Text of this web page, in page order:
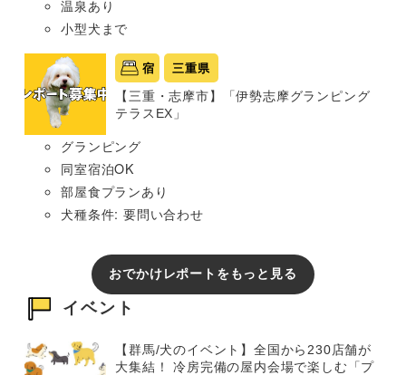
温泉あり
小型犬まで
宿 三重県
【三重・志摩市】「伊勢志摩グランピング
テラスEX」
グランピング
同室宿泊OK
部屋食プランあり
犬種条件: 要問い合わせ
おでかけレポートをもっと見る
イベント
【群馬/犬のイベント】全国から230店舗が
大集結！ 冷房完備の屋内会場で楽しむ「プ